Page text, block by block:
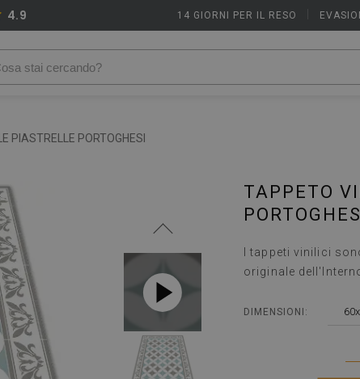
14 GIORNI PER IL RESO
4.9
PIASTRELLE PORTOGHESI
TAPPETO
I tappeti vinilici
originale
DIMENSIONI: